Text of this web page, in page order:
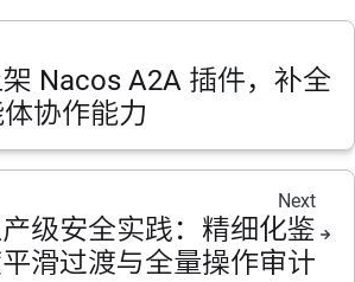
Nacos A2A 插件，补全
协作能力
Next
级安全实践：精细化鉴
滑过渡与全量操作审计